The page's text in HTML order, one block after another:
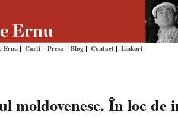
Ernu Carti Presa Blog Contact Linkuri
moldovenesc. În loc de